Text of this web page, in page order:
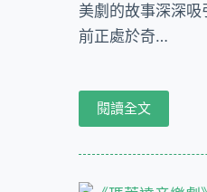
美劇的故事深深
前正處於奇…
閱讀全文